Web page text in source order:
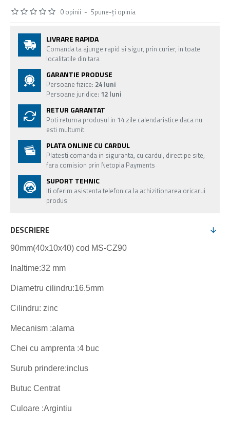
0 opinii - Spune-ţi opinia
LIVRARE RAPIDA
Comanda ta ajunge rapid si sigur, prin curier, in toate
localitatile din tara
GARANTIE PRODUSE
Persoane fizice: 24 luni
Persoane juridice: 12 luni
RETUR GARANTAT
Poti returna produsul in 14 zile calendaristice daca nu
esti multumit
PLATA ONLINE CU CARDUL
Platesti comanda in siguranta, cu cardul, direct pe site,
fara comision prin Netopia Payments
SUPORT TEHNIC
Iti oferim asistenta telefonica la achizitionarea oricarui
produs
DESCRIERE
90mm(40x10x40) cod MS-CZ90
Inaltime:32 mm
Diametru cilindru:16.5mm
Cilindru: zinc
Mecanism :alama
Chei cu amprenta :4 buc
Surub prindere:inclus
Butuc Centrat
Culoare :Argintiu